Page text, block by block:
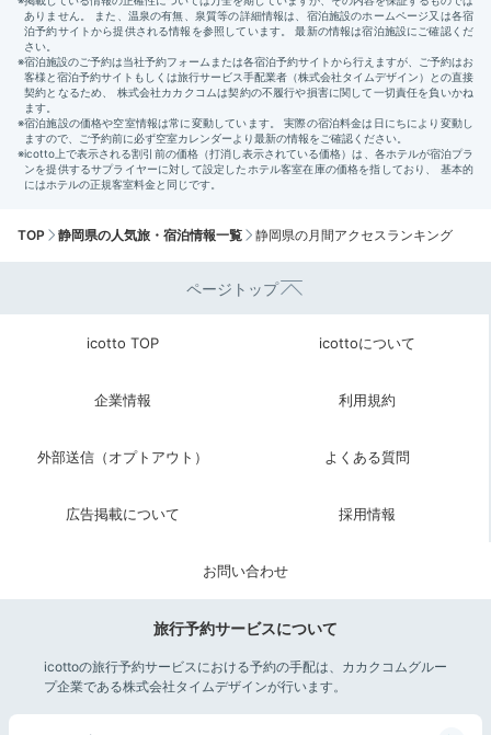
TOP 静岡県の人気旅・宿泊情報一覧 静岡県の月間アクセスランキング
ページトップ
icotto TOP icottoについて
企業情報 利用規約
外部送信（オプトアウト） よくある質問
広告掲載について 採用情報
お問い合わせ
旅行予約サービスについて
icottoの旅行予約サービスにおける予約の手配は、カカクコムグルー
プ企業である株式会社タイムデザインが行います。